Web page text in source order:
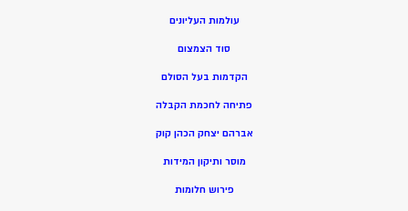
עולמות העליונים
סוד הצמצום
הקדמות בעל הסולם
פתיחה לחכמת הקבלה
אברהם יצחק הכהן קוק
מוסר ותיקון המידות
פירוש חלומות